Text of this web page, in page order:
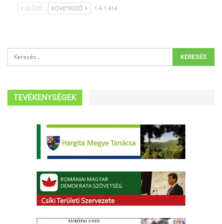
ELŐZŐ KÖVETKEZŐ 1 A 1 414
TEVÉKENYSÉGEK